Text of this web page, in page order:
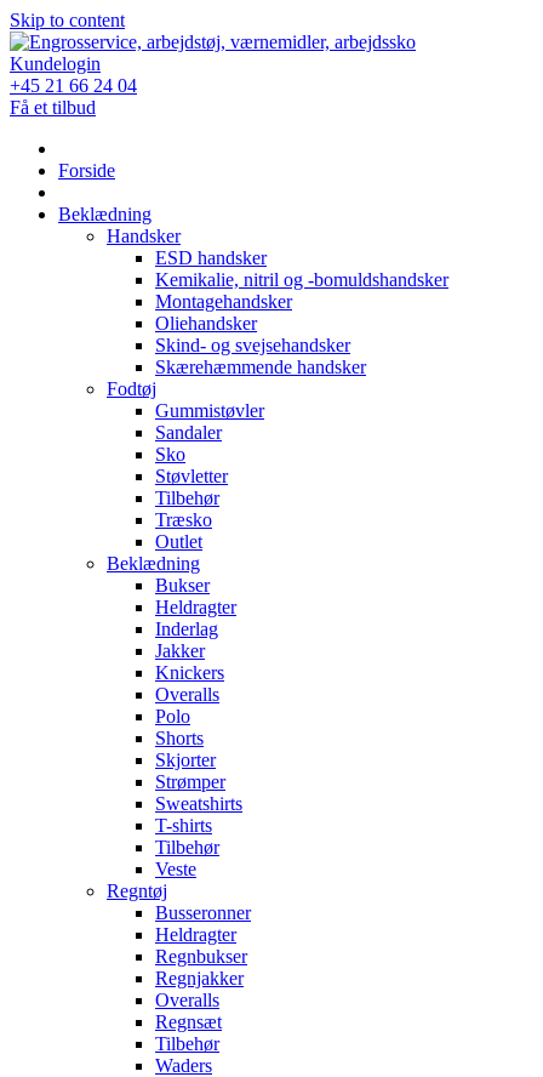
Skip to content
Kundelogin
+45 21 66 24 04
Få et tilbud
Forside
Beklædning
Handsker
ESD handsker
Kemikalie, nitril og -bomuldshandsker
Montagehandsker
Oliehandsker
Skind- og svejsehandsker
Skærehæmmende handsker
Fodtøj
Gummistøvler
Sandaler
Sko
Støvletter
Tilbehør
Træsko
Outlet
Beklædning
Bukser
Heldragter
Inderlag
Jakker
Knickers
Overalls
Polo
Shorts
Skjorter
Strømper
Sweatshirts
T-shirts
Tilbehør
Veste
Regntøj
Busseronner
Heldragter
Regnbukser
Regnjakker
Overalls
Regnsæt
Tilbehør
Waders